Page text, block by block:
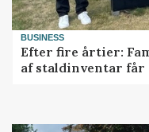
BUSINESS
Efter fire årtier:
af staldinventar får